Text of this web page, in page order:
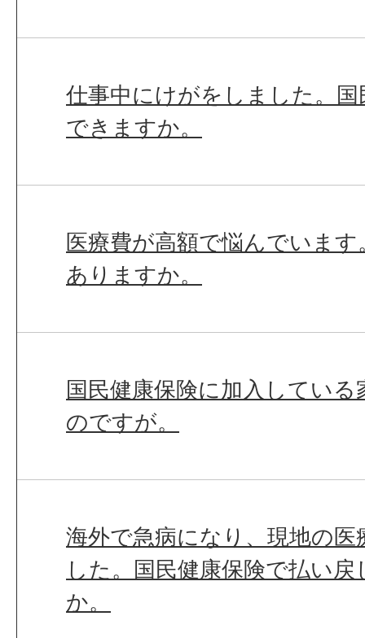
仕事中にけがをしました。
できますか。
医療費が高額で悩んでいま
ありますか。
国民健康保険に加入してい
のですが。
海外で急病になり、現地の
した。国民健康保険で払い
か。